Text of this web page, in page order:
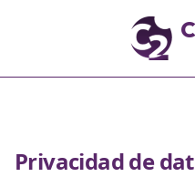
Privacidad de